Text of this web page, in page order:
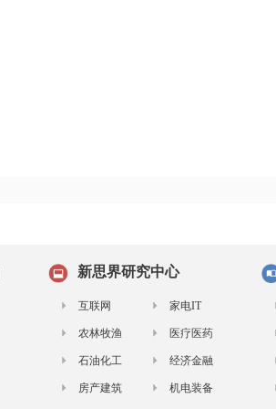
新思界研究中心
互联网 家电IT
农林牧渔 医疗医药
石油化工 经济金融
房产建筑 机电装备